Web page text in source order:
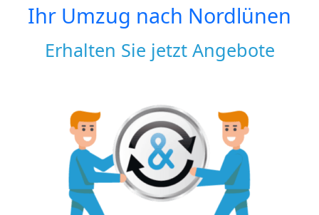
Ihr Umzug nach Nordlünen
Erhalten Sie jetzt Angebote